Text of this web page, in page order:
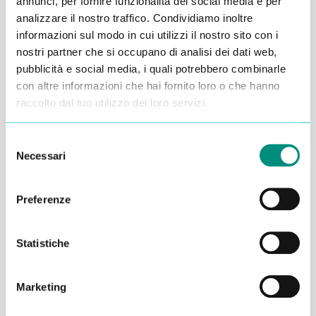
analizzare il nostro traffico. Condividiamo inoltre
informazioni sul modo in cui utilizzi il nostro sito con i
nostri partner che si occupano di analisi dei dati web,
pubblicità e social media, i quali potrebbero combinarle
con altre informazioni che hai fornito loro o che hanno
raccolto dal tuo utilizzo dei loro servizi.
delNecessari
Preferenze
Statistiche
Marketing
Alessandro Alfonsetti
Inserisci i tuoi dati qui, ti ricontatteremo